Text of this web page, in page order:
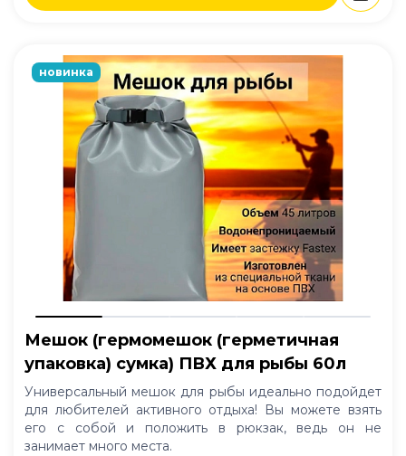
новинка
Мешок (гермомешок (герметичная
упаковка) сумка) ПВХ для рыбы 60л
Универсальный мешок для рыбы идеально подойдет
для любителей активного отдыха! Вы можете взять
его с собой и положить в рюкзак, ведь он не
занимает много места.